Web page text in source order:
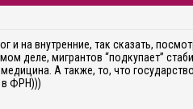
на внутренние, так сказать,
деле, мигрантов “подкупает”
А также, то, что
в ФРН)))